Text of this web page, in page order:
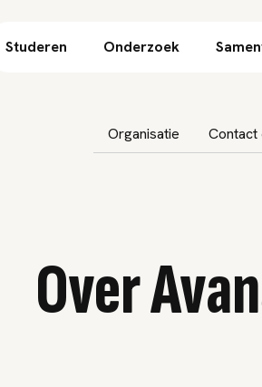
Studeren Onderzoek
Organisatie
Contact
Over